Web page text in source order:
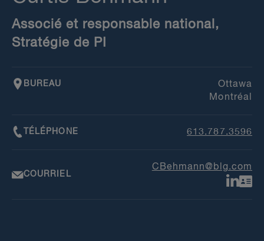
Associé et responsable national,
Stratégie de PI
BUREAU
Ottawa
Montréal
TÉLÉPHONE 613.787.3596
COURRIEL
CBehmann@blg.com